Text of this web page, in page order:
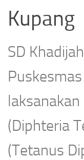
Kupang
SD
(Diphteria
(Tetanus